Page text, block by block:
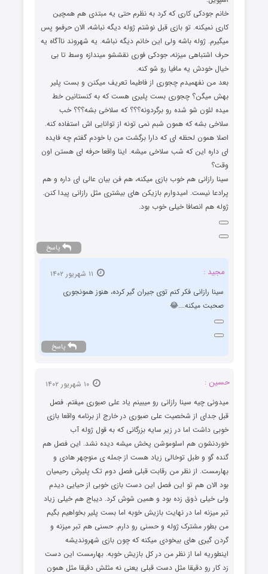
خانم جودکی کاری که کرد به نظرم حتی یه مبتدی هم همچین
کاری نمیکنه. تو بازی قبل نوشتم ژوله دیگه نباشه، الان حرفمو پس
میگیرم. ژوله باشه ولی این خانم دیگه نباشه. یه شهروند ناآگاه یه
حرف اشتباهی میزنه، جودکی فوری نقششو میندازه وسط تا بی
خیال خودش یه مافیا رو شو کنه.
بعد من نفهمیدم چجوری از فاطیما تعریف میکنن و بست پلیر
بهش میگن؟ چجوری بست پلیری هست که به کنستانین خط
میده لئون شو شده رو برگردونه؟؟؟ که سلاخی بشه؟؟؟ خب
سلاخی بشه که همون شبم نمی تونه از توانایی اش استفاده کنه.
اصلا همون لحظه ای که دارا برگشت من با خودم گفتم چه فایده
ای داره این که شب سلاخی میشه. اینا واقعا حرفه ای هستن اون
وقت؟
سینا رازانی هم خوب بازی میکنه، هم فن بیان عالی ای داره و هم
پرادعا نیست. امیدوارم بازیکن های بیشتری مثل رازانی پیدا کنن.
ژوله هم انصافا خیلی خوب بود.
پاسخ
مجید :
سینا رازانی فکر کنم توی جیران گیر کرده، هنوز همونجوری
صحبت میکنه….😂
پاسخ
حسین :
۱۰ شهریور ۱۴۰۲
میدونی چیه سینا رازانی رو میبینم یاد علی صبوری میفتم. فصل
قبل جدای از شخصیت علی صبوری در خارج از برنامه واقعا بازی
خوبی داشت اما در زیر سایه بزرگانی که به قول ژوله آب
خوردنشون هم اسلوموشن پخش میشه دیده نشد. این فصل هم
گنده گو و طبل توخالی زیاد هست از جمله ی منوچهر هادی و
بهارمست. از نظر من رقابت قبلی فصل دوم تک پلیرش رحیمیان
بود الان هم تو این فصل این دست بازی خوبی از حیایی دیدم
ولی خیلی ذوق زده بود و همین شوش کرد. دیباج هم خیلی زیاد
تبر میزنه اما در نهایت بازیش خوبه اما بست پلیر بخواهیم بگیم
من بطور مشترک ژوله و حسنی رو دارم. حسنی هم تبر میزنه و
گردن گیری های بیخودی میکنه که چون بازی شهروندیشه
اینطوریه اما از نظر من در کل بازیش خوبه. بهارمست این دست
زد کار رو دقیقا مثل دست قبلی یعنی نه مثلش دقیقا مثل همون